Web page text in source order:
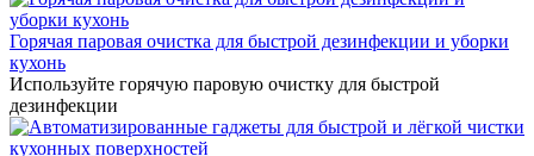
Горячая паровая очистка для быстрой дезинфекции и уборки
кухонь
Используйте горячую паровую очистку для быстрой
дезинфекции